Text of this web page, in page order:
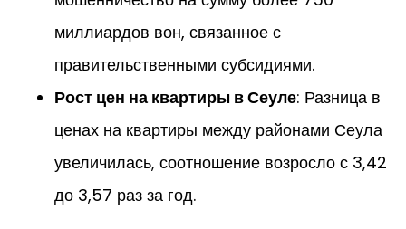
миллиардов вон, связанное с
правительственными субсидиями.
Рост цен на квартиры в Сеуле: Разница в
ценах на квартиры между районами Сеула
увеличилась, соотношение возросло с 3,42
до 3,57 раз за год.